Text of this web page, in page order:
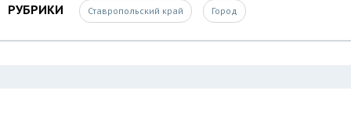
РУБРИКИ Ставропольский край Город